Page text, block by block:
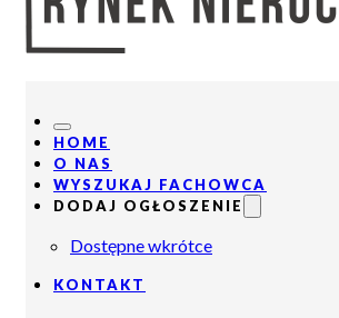
HOME
O NAS
WYSZUKAJ FACHOWCA
DODAJ OGŁOSZENIE
Dostępne wkrótce
KONTAKT